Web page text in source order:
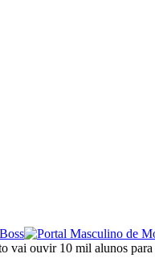
vai ouvir 10 mil alunos